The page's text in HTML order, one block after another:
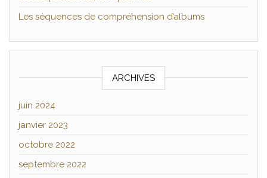
Les séquences de compréhension d’albums
ARCHIVES
juin 2024
janvier 2023
octobre 2022
septembre 2022